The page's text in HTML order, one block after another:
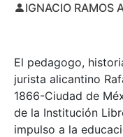
IGNACIO RAMOS
El pedagogo,
jurista alicantino
1866-Ciudad de
de la Institución
impulso a la